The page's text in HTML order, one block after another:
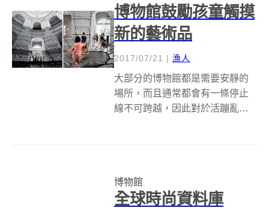
博物館鼓勵孩童觸摸
新的藝術品
2017/07/21 | 漁人
大部分的博物館都是需要安靜的
場所，而且通常都會有一條停止
線不可跨越，因此對於活蹦亂跳
一同觸摸、踩踏它往上爬！ 法國
創意公司 A...
博物館
全球時尚資料庫